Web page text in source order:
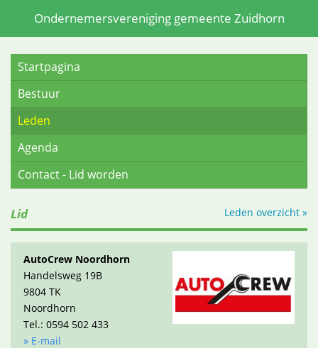
Ondernemersvereniging gemeente Zuidhorn
Startpagina
Bestuur
Leden
Agenda
Contact - Lid worden
Lid Leden overzicht »
AutoCrew Noordhorn
Handelsweg 19B
9804 TK
Noordhorn
Tel.: 0594 502 433
» E-mail